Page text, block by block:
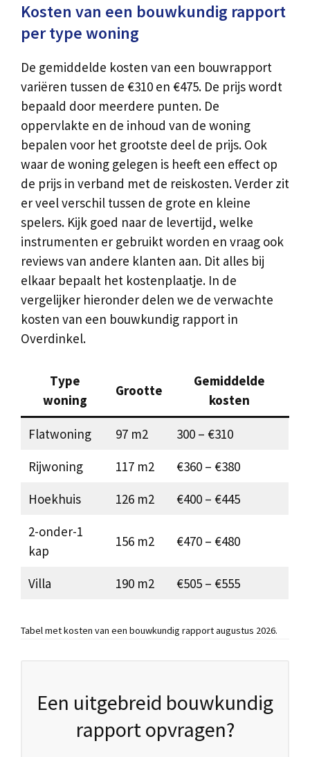
Kosten van een bouwkundig rapport
per type woning
De gemiddelde kosten van een bouwrapport
variëren tussen de €310 en €475. De prijs wordt
bepaald door meerdere punten. De
oppervlakte en de inhoud van de woning
bepalen voor het grootste deel de prijs. Ook
waar de woning gelegen is heeft een effect op
de prijs in verband met de reiskosten. Verder zit
er veel verschil tussen de grote en kleine
spelers. Kijk goed naar de levertijd, welke
instrumenten er gebruikt worden en vraag ook
reviews van andere klanten aan. Dit alles bij
elkaar bepaalt het kostenplaatje. In de
vergelijker hieronder delen we de verwachte
kosten van een bouwkundig rapport in
Overdinkel.
Type
woning
Grootte
Gemiddelde
kosten
Flatwoning 97 m2
300 – €310
Rijwoning
117 m2
€360 – €380
Hoekhuis
126 m2
€400 – €445
2-onder-1
kap
156 m2 €470 – €480
Villa 190 m2 €505 – €555
Tabel met kosten van een bouwkundig rapport augustus 2026.
Een uitgebreid bouwkundig
rapport opvragen?